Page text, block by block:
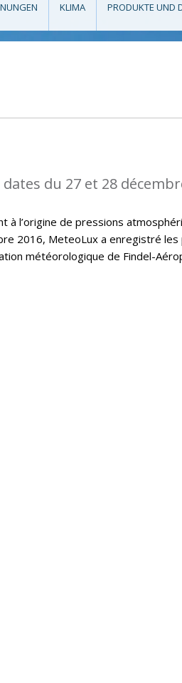
KLIMA PRODUKTE UND
du 27 et 28
à l’origine de pressions
2016, MeteoLux a enregistré les
météorologique de Findel-